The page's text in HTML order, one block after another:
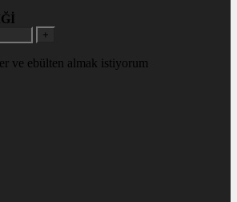
+
ve ebülten almak istiyorum